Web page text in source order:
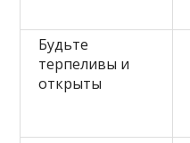
Будьте
терпеливы и
открыты